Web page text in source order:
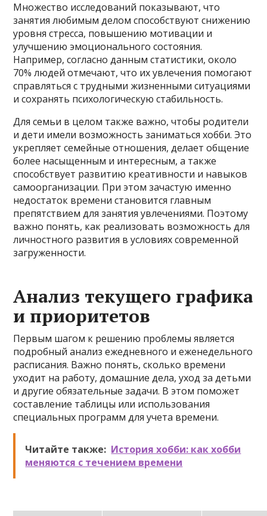
Множество исследований показывают, что
занятия любимым делом способствуют снижению
уровня стресса, повышению мотивации и
улучшению эмоционального состояния.
Например, согласно данным статистики, около
70% людей отмечают, что их увлечения помогают
справляться с трудными жизненными ситуациями
и сохранять психологическую стабильность.
Для семьи в целом также важно, чтобы родители
и дети имели возможность заниматься хобби. Это
укрепляет семейные отношения, делает общение
более насыщенным и интересным, а также
способствует развитию креативности и навыков
самоорганизации. При этом зачастую именно
недостаток времени становится главным
препятствием для занятия увлечениями. Поэтому
важно понять, как реализовать возможность для
личностного развития в условиях современной
загруженности.
Анализ текущего графика
и приоритетов
Первым шагом к решению проблемы является
подробный анализ ежедневного и еженедельного
расписания. Важно понять, сколько времени
уходит на работу, домашние дела, уход за детьми
и другие обязательные задачи. В этом поможет
составление таблицы или использования
специальных программ для учета времени.
Читайте также: История хобби: как хобби
меняются с течением времени